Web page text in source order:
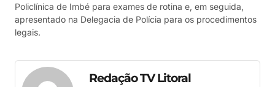
Policlínica de Imbé para exames de rotina e, em seguida,
apresentado na Delegacia de Polícia para os procedimentos
legais.
Redação TV Litoral